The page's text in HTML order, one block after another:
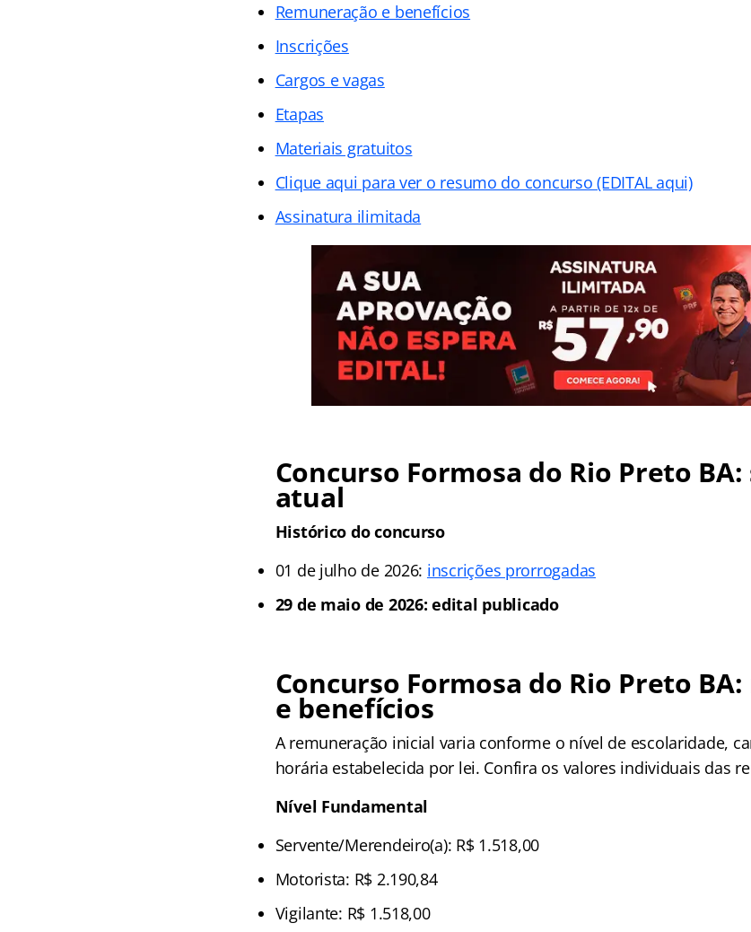
Remuneração e benefícios
Inscrições
Cargos e vagas
Etapas
Materiais gratuitos
Clique aqui para ver o resumo do concurso (EDITAL aqui)
Assinatura ilimitada
Concurso Formosa do Rio Preto
atual
Histórico do concurso
01 de julho de 2026: inscrições prorrogadas
29 de maio de 2026: edital publicado
Concurso Formosa do Rio Preto
e benefícios
A remuneração inicial varia conforme o nível de escolaridade,
horária estabelecida por lei. Confira os valores individuais das
Nível Fundamental
Servente/Merendeiro(a): R$ 1.518,00
Motorista: R$ 2.190,84
Vigilante: R$ 1.518,00